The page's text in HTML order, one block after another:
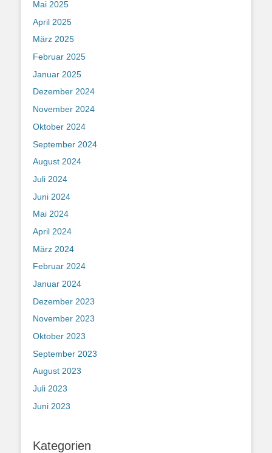
Mai 2025
April 2025
März 2025
Februar 2025
Januar 2025
Dezember 2024
November 2024
Oktober 2024
September 2024
August 2024
Juli 2024
Juni 2024
Mai 2024
April 2024
März 2024
Februar 2024
Januar 2024
Dezember 2023
November 2023
Oktober 2023
September 2023
August 2023
Juli 2023
Juni 2023
Kategorien